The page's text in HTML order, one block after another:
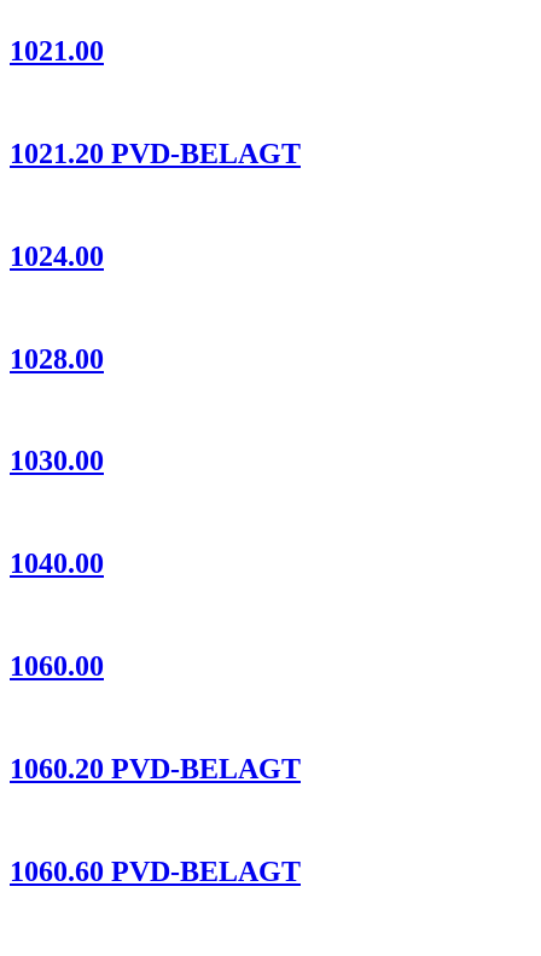
1021.00
1021.20 PVD-BELAGT
1024.00
1028.00
1030.00
1040.00
1060.00
1060.20 PVD-BELAGT
1060.60 PVD-BELAGT